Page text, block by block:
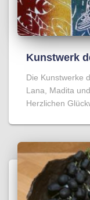
Kunstwerk
Die Kunstwerke
Lana, Madita
Herzlichen